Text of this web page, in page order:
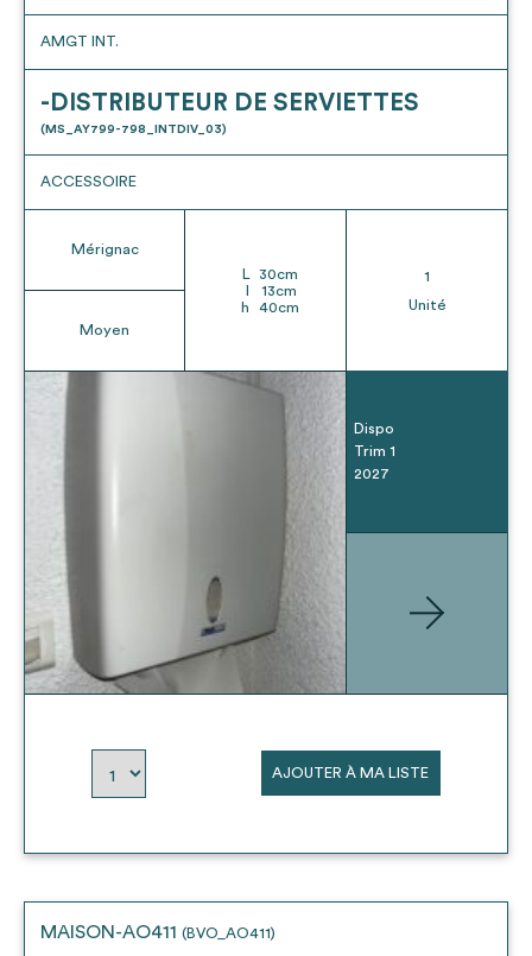
AMGT INT.
-DISTRIBUTEUR DE SERVIETTES
(MS_AY799-798_INTDIV_03)
ACCESSOIRE
Mérignac
Moyen
L 30cm
13cm
h
40cm
1
Unité
Dispo
Trim 1
2027
AJOUTER À MA LISTE
MAISON-AO411 (BVO_AO411)